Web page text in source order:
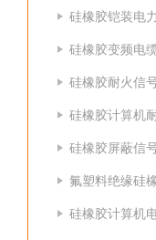
硅橡胶铠装电
硅橡胶变频电
硅橡胶耐火信
硅橡胶计算机
硅橡胶屏蔽信
氟塑料绝缘硅
硅橡胶计算机